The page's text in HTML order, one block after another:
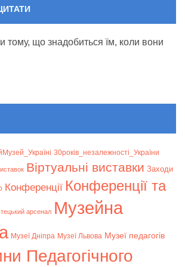
тому, що знадобиться їм, коли вони
30років_незалежності_України
Віртуальні виставки Заходи
Конференції Конференції та
арсенал Музейна
Музеї Дніпра Музеї Львова Музеї педагогів
Педагогічного